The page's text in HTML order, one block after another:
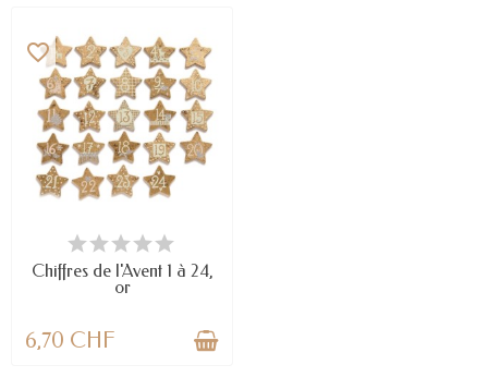
EN STOCK
favorite_border
Chiffres de l'Avent 1 à 24,
or
6,70 CHF